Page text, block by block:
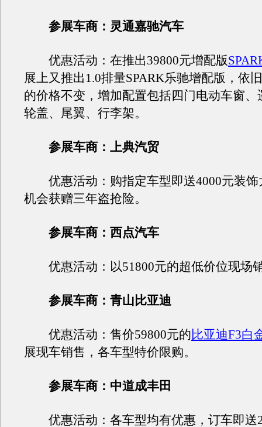
参展车商：灵通嘉驰汽车
优惠活动：在推出39800元增配版
展上又推出1.0排量SPARK乐驰增配版，依
的价格不变，增加配置包括四门电动车窗、
轮盖、尾翼、行李架。
参展车商：上典汽贸
优惠活动：购指定车型即送4000元装饰
机会获赠三年盗抢险。
参展车商：西点汽车
优惠活动：以51800元的超低价位现场
参展车商：青山比亚迪
优惠活动：售价59800元的比亚迪F3白
展现车销售，各车型特价限购。
参展车商：中道成丰田
优惠活动：各车型均有优惠，订车即送